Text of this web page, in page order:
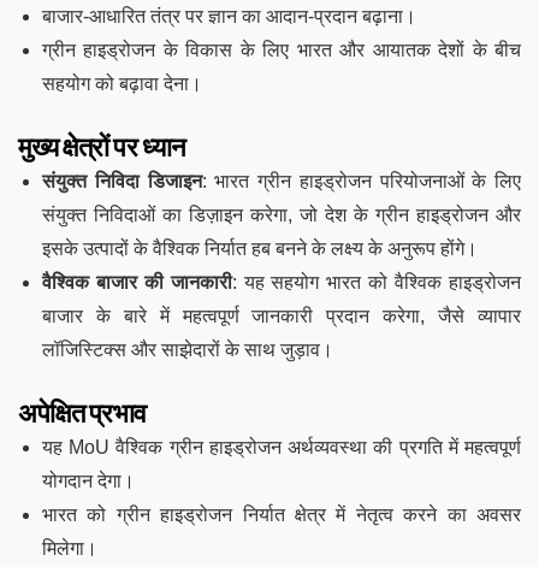
बाजार-आधारित तंत्र पर ज्ञान का आदान-प्रदान बढ़ाना।
ग्रीन हाइड्रोजन के विकास के लिए भारत और आयातक देशों के बीच
सहयोग को बढ़ावा देना।
मुख्य क्षेत्रों पर ध्यान
संयुक्त निविदा डिजाइन: भारत ग्रीन हाइड्रोजन परियोजनाओं के लिए
संयुक्त निविदाओं का डिज़ाइन करेगा, जो देश के ग्रीन हाइड्रोजन और
इसके उत्पादों के वैश्विक निर्यात हब बनने के लक्ष्य के अनुरूप होंगे।
वैश्विक बाजार की जानकारी: यह सहयोग भारत को वैश्विक हाइड्रोजन
बाजार के बारे में महत्वपूर्ण जानकारी प्रदान करेगा, जैसे व्यापार
लॉजिस्टिक्स और साझेदारों के साथ जुड़ाव।
अपेक्षित प्रभाव
यह MoU वैश्विक ग्रीन हाइड्रोजन अर्थव्यवस्था की प्रगति में महत्वपूर्ण
योगदान देगा।
भारत को ग्रीन हाइड्रोजन निर्यात क्षेत्र में नेतृत्व करने का अवसर
मिलेगा।